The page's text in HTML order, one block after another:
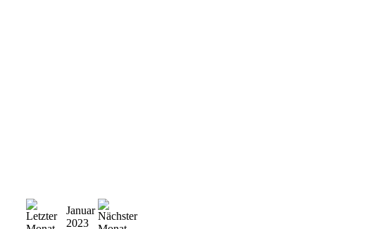
Januar
2023